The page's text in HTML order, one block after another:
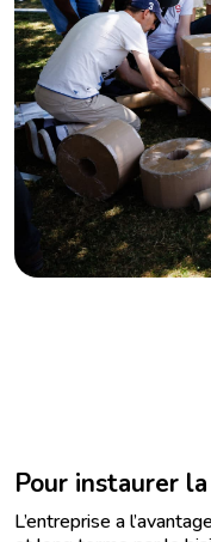
Pour instaurer
L’entreprise a